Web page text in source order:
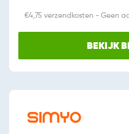
€4,75 verzendkosten - Geen
BEKIJK